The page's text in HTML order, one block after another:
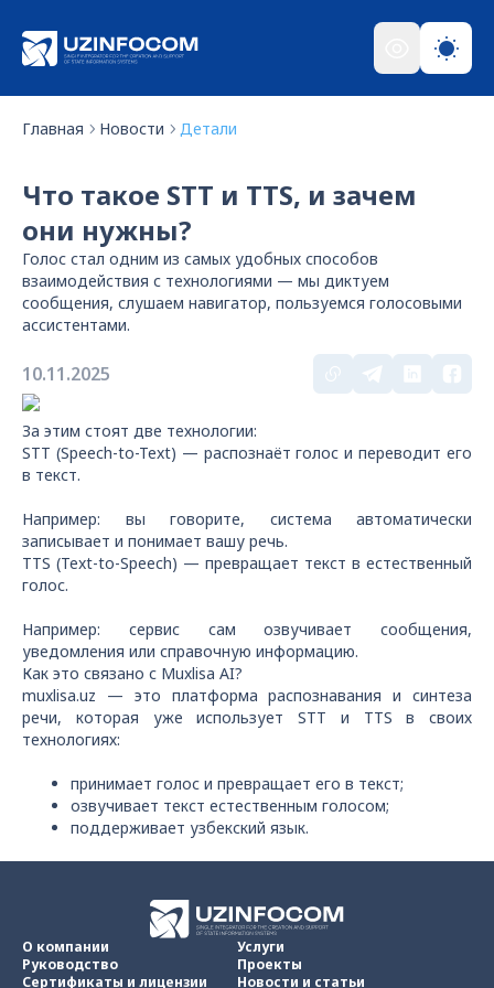
Главная Новости Детали
Что такое STT и TTS, и зачем
они нужны?
Голос стал одним из самых удобных способов
взаимодействия с технологиями — мы диктуем
сообщения, слушаем навигатор, пользуемся голосовыми
ассистентами.
10.11.2025
За этим стоят две технологии:
STT (Speech-to-Text) — распознаёт голос и переводит его
в текст.
Например: вы говорите, система автоматически
записывает и понимает вашу речь.
TTS (Text-to-Speech) — превращает текст в естественный
голос.
Например: сервис сам озвучивает сообщения,
уведомления или справочную информацию.
Как это связано с Muxlisa AI?
muxlisa.uz — это платформа распознавания и синтеза
речи, которая уже использует STT и TTS в своих
технологиях:
принимает голос и превращает его в текст;
озвучивает текст естественным голосом;
поддерживает узбекский язык.
О компании
Руководство
Сертификаты и лицензии
Услуги
Проекты
Новости и статьи